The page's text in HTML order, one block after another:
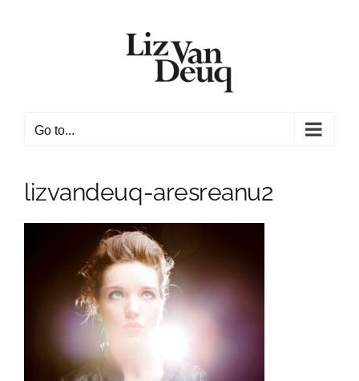
Go to...
lizvandeuq-aresreanu2